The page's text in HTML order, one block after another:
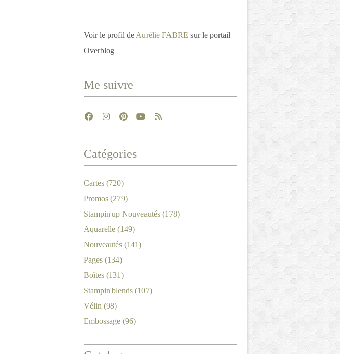
Voir le profil de Aurélie FABRE sur le portail
Overblog
Me suivre
Catégories
Cartes (720)
Promos (279)
Stampin'up Nouveautés (178)
Aquarelle (149)
Nouveautés (141)
Pages (134)
Boîtes (131)
Stampin'blends (107)
Vélin (98)
Embossage (96)